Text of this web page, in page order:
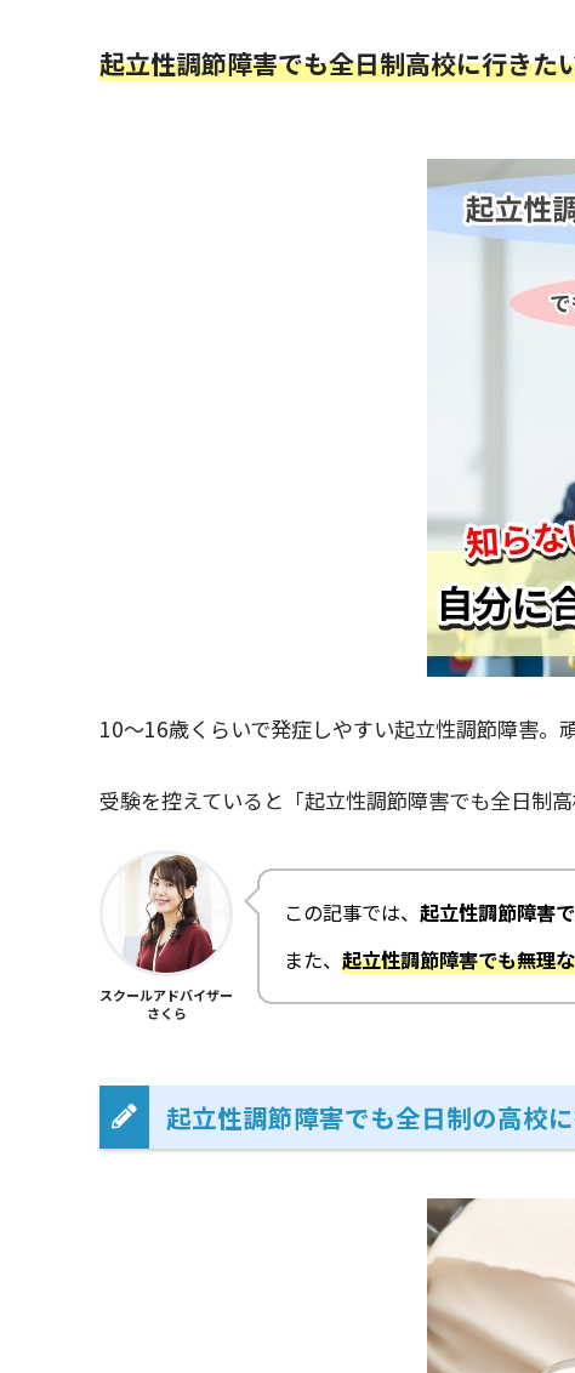
起立性調節障害でも全日制高校に行きた
10～16歳くらいで発症しやすい起立性調節障害。
受験を控えていると「起立性調節障害でも全日制
スクールアドバイザー
さくら
この記事では、 起立性調節障害
また、 起立性調節障害でも無理
起立性調節障害でも全日制の高校に